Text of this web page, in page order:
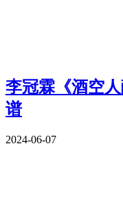
李冠霖《酒空
谱
2024-06-07